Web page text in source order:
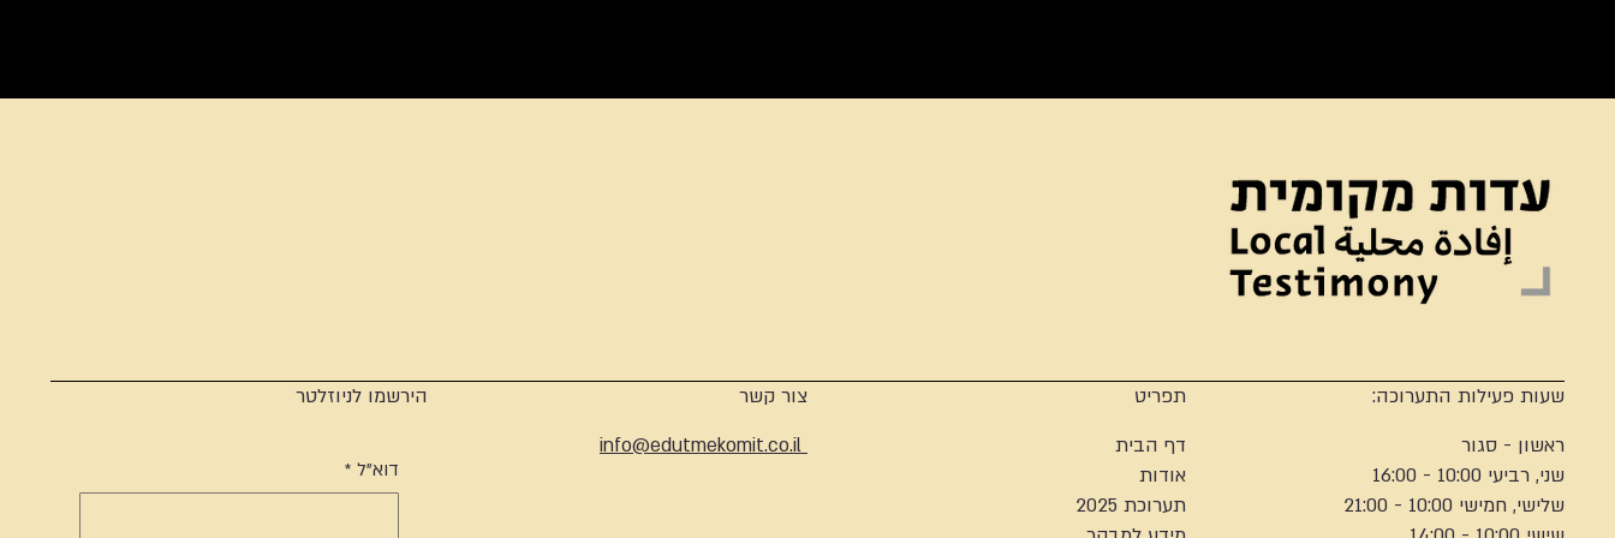
שעות פעילות התערוכה:
ראשון - סגור
שני, רביעי 10:00 - 16:00
שלישי, חמישי 10:00 - 21:00
תפריט
דף הבית
אודות
תערוכת 2025
צור קשר
info@edutmekomit.co.il
הירשמו לניוזלטר
דוא"ל *